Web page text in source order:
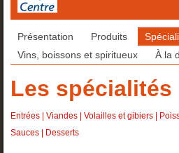
Présentation Produits
Vins, boissons et spiritueux
À la
Les spécialités
Entrées Viandes Volailles et gibiers
Sauces
Desserts